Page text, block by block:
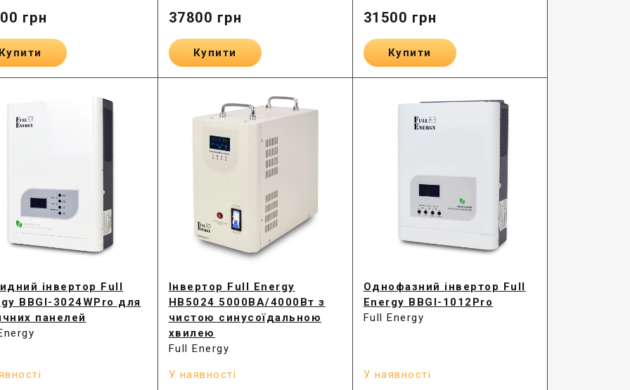
грн
Купити
37800 грн
Купити
31500 грн
Купити
інвертор Full
BBGI-3024WPro для
панелей
Інвертор Full Energy
HB5024 5000ВА/4000Вт з
чистою синусоїдальною
хвилею
Full Energy
У наявності
Однофазний інвертор Full
Energy BBGI-1012Pro
Full Energy
У наявності